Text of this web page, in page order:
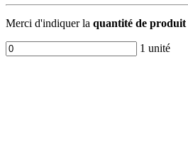
Merci d'indiquer la quantité de produit
1 unité